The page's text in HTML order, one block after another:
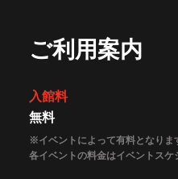
ご利用案内
入館料
無料
※イベントによって有料となりま
各イベントの料金はイベントスケ